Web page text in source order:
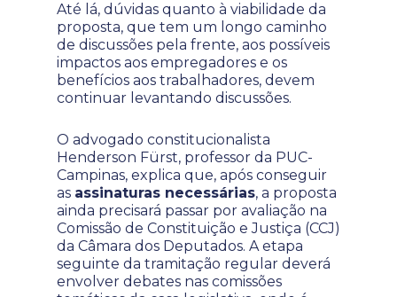
Até lá, dúvidas quanto à viabilidade da
proposta, que tem um longo caminho
de discussões pela frente, aos possíveis
impactos aos empregadores e os
benefícios aos trabalhadores, devem
continuar levantando discussões.
O advogado constitucionalista
Henderson Fürst, professor da PUC-
Campinas, explica que, após conseguir
as assinaturas necessárias, a proposta
ainda precisará passar por avaliação na
Comissão de Constituição e Justiça (CCJ)
da Câmara dos Deputados. A etapa
seguinte da tramitação regular deverá
envolver debates nas comissões